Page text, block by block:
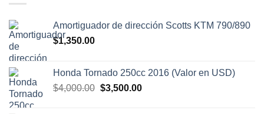
Amortiguador de dirección Scotts KTM 790/890
$1,350.00
Honda Tornado 250cc 2016 (Valor en USD)
$4,000.00 El
$3,500.00El